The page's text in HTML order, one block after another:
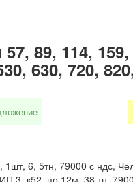
89, 114, 159,
630, 720,
6, 5тн, 79000 с ндс,
к52, по 12м, 38 тн,